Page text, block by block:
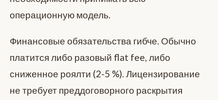
операционную модель.
Финансовые обязательства гибче. Обычно
платится либо разовый flat fee, либо
сниженное роялти (2-5 %). Лицензирование
не требует преддоговорного раскрытия